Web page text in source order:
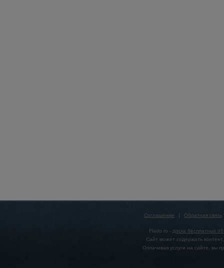
Соглашение | Обратная связь
Flado.ru - доска бесплатных
Сайт может содержать
Оплачивая услуги на сайте, вы